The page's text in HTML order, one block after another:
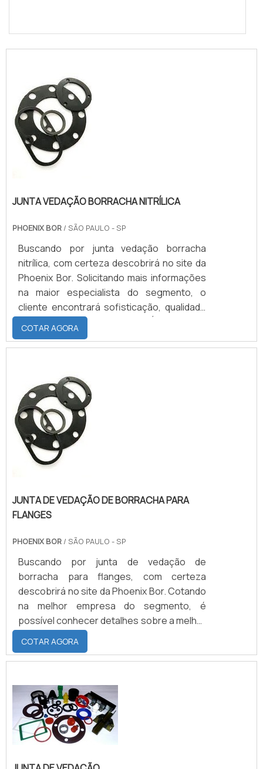
JUNTA VEDAÇÃO BORRACHA NITRÍLICA
PHOENIX BOR / SÃO PAULO - SP
Buscando por junta vedação borracha
nitrílica, com certeza descobrirá no site da
Phoenix Bor. Solicitando mais informações
na maior especialista do segmento, o
cliente encontrará sofisticação, qualidade
e preço justo em um só lugar.É importante
lembrar que o produto deve ser adquirido
com empresas especializadas. Esse tipo
durabilidade dos materiais, além de evitar
prejuízos com substituições fr...
COTAR AGORA
JUNTA DE VEDAÇÃO DE BORRACHA PARA
FLANGES
PHOENIX BOR / SÃO PAULO - SP
Buscando por junta de vedação de
borracha para flanges, com certeza
descobrirá no site da Phoenix Bor. Cotando
na melhor empresa do segmento, é
possível conhecer detalhes sobre a melhor
em qualidade e custo-benefício.Quando o
desejo é por junta de vedação de borracha
para flanges, com os profissionais da
com atendimento das normas exigidas pelo
mercado nos requisitos, especificações e,
principalmen...
COTAR AGORA